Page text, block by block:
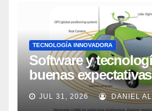
TECNOLOGÍA INNOVADORA
Software y
buenas
los próximos 2
Market Watch
JUL 31, 2026 DANIEL